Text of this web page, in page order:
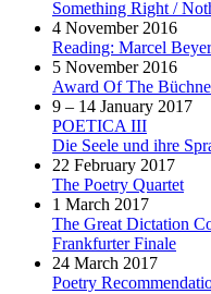
Something Right /
4 November 2016
Reading: Marcel Beyer
5 November 2016
Award Of The
9 – 14 January 2017
POETICA III
Die Seele und ihre
22 February 2017
The Poetry Quartet
1 March 2017
The Great Dictation
Frankfurter Finale
24 March 2017
Poetry